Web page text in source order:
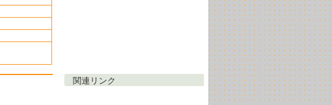
関連リンク